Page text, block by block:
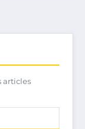
articles